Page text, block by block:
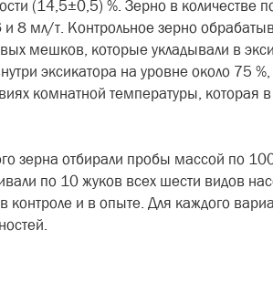
(14,5±0,5) %. Зерно в количестве
мл/т. Контрольное зерно
мешков, которые укладывали в
эксикатора на уровне около 75
комнатной температуры, которая
зерна отбирали пробы массой по
по 10 жуков всех шести видов
и в опыте. Для каждого